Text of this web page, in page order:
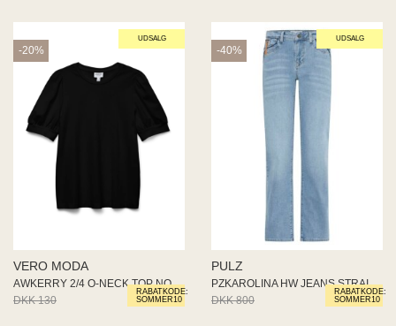
UDSALG
RABATKODE:
SOMMER10
-20%
VERO MODA
AWKERRY 2/4 O-NECK TOP NOOS
DKK 130
DKK 104
UDSALG
RABATKODE:
SOMMER10
-40%
PULZ
PZKAROLINA HW JEANS STRAIGHTny
DKK 800
DKK 480